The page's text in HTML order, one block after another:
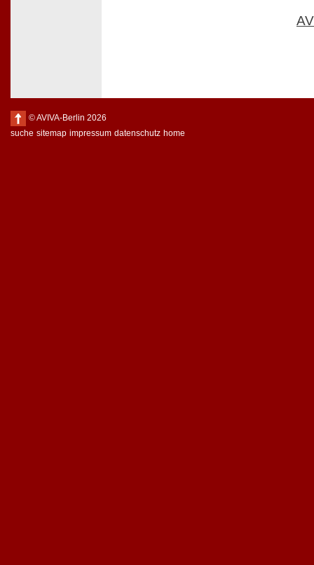
© AVIVA-Berlin 2026
suche sitemap impressum datenschutz home